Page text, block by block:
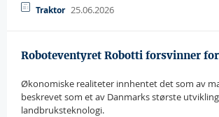
Traktor 25.06.2026
Roboteventyret Robotti forsvinner
Økonomiske realiteter innhentet det som av
beskrevet som et av Danmarks største
landbruksteknologi.